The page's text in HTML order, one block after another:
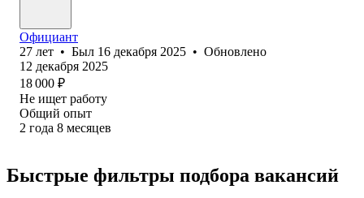
Официант
27 лет • Был 16 декабря 2025 • Обновлено
12 декабря 2025
18 000 ₽
Не ищет работу
Общий опыт
2 года 8 месяцев
Быстрые фильтры подбора вакансий